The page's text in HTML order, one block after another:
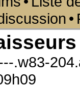
•
.w83-